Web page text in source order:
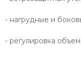
- нагрудные и
- регулировка